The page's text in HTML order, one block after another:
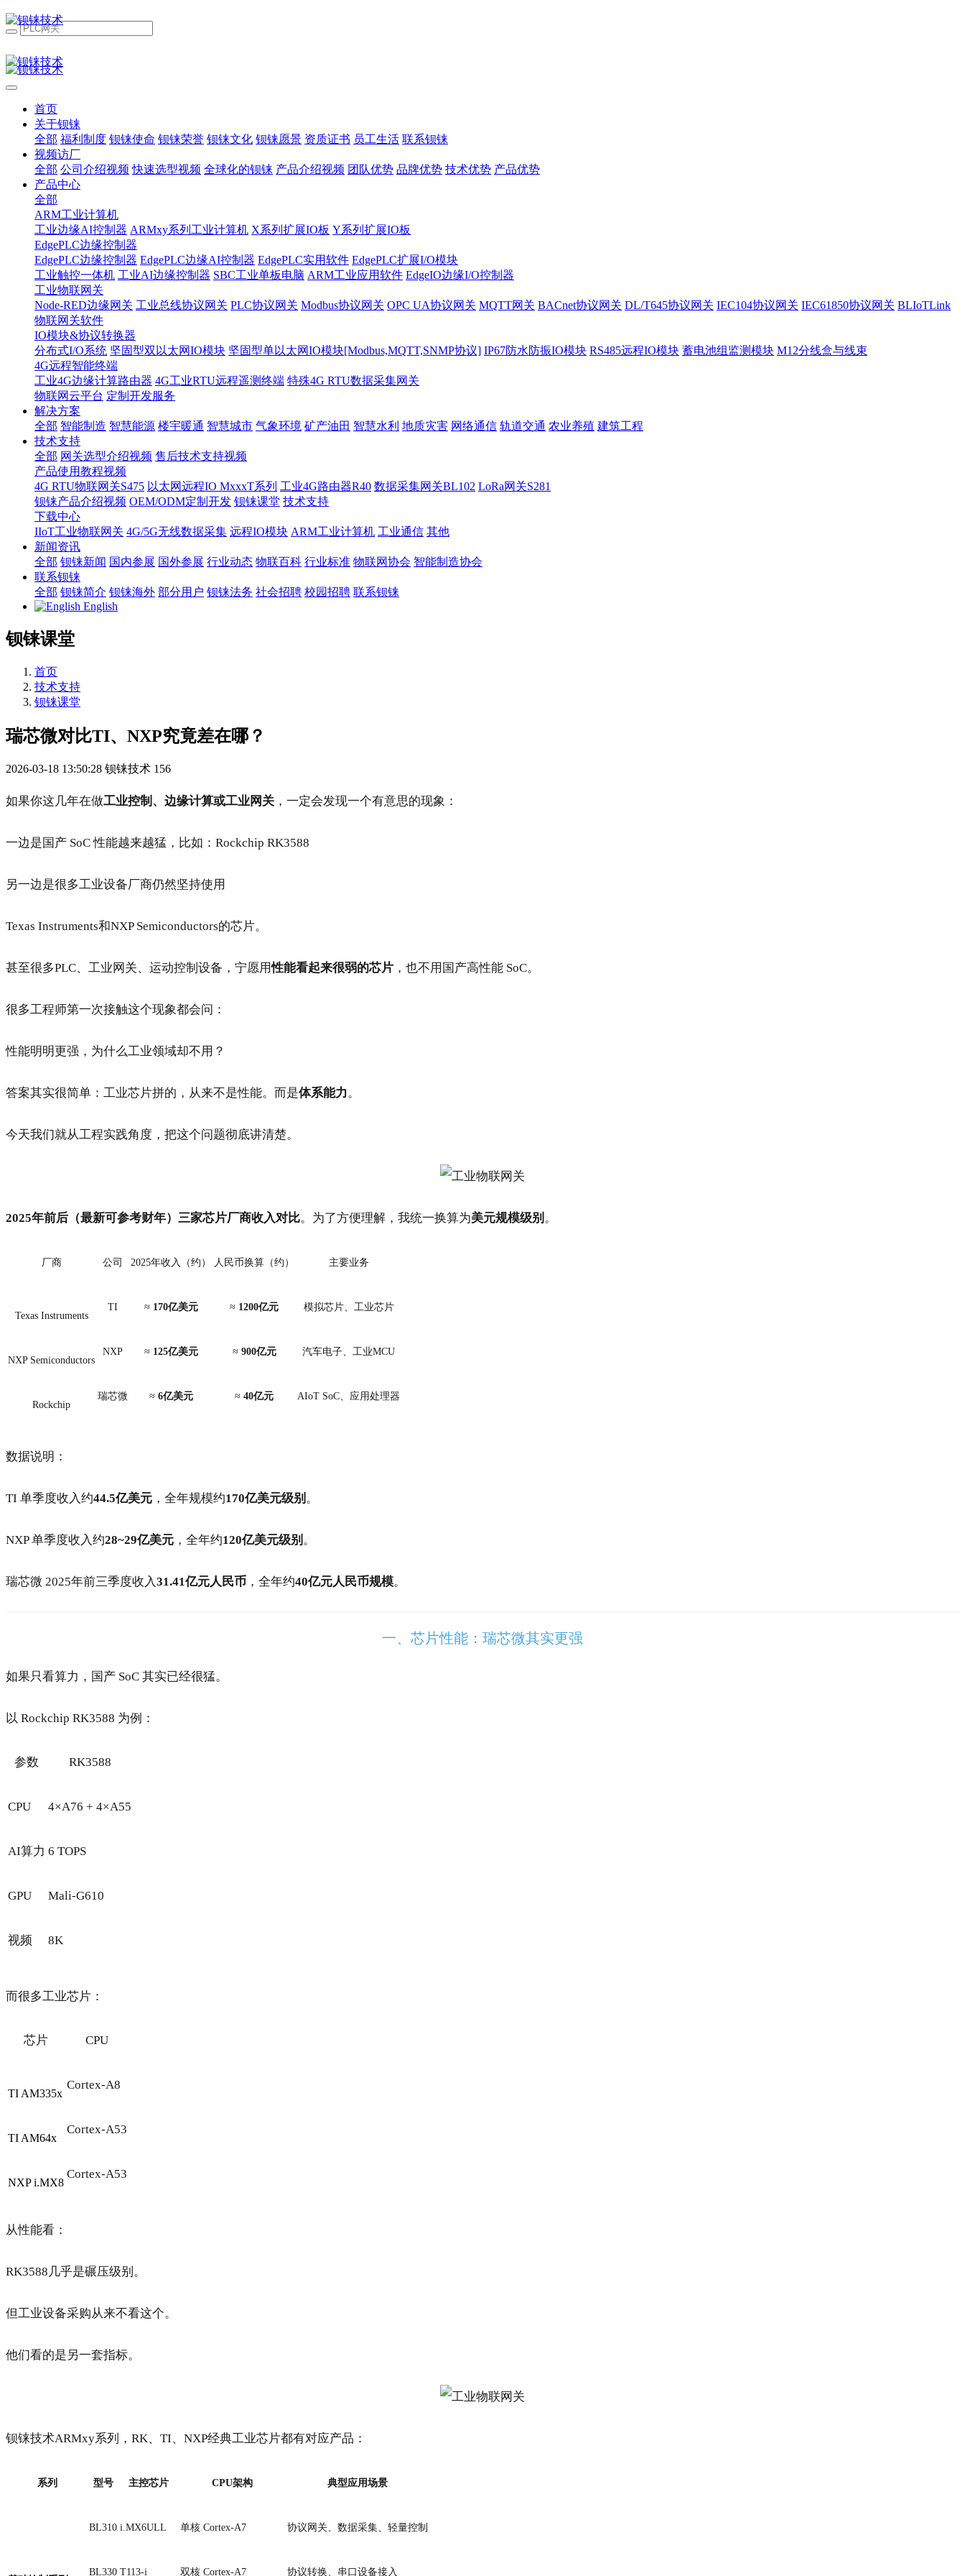
首页
关于钡铼
全部 福利制度 钡铼使命 钡铼荣誉 钡铼文化 钡铼愿景 资质证书 员工生活 联系钡铼
视频访厂
全部 公司介绍视频 快速选型视频 全球化的钡铼 产品介绍视频 团队优势 品牌优势 技术优势 产品优势
产品中心
全部
ARM工业计算机
工业边缘AI控制器 ARMxy系列工业计算机 X系列扩展IO板 Y系列扩展IO板
EdgePLC边缘控制器
EdgePLC边缘控制器 EdgePLC边缘AI控制器 EdgePLC实用软件 EdgePLC扩展I/O模块
工业触控一体机 工业AI边缘控制器 SBC工业单板电脑 ARM工业应用软件 EdgeIO边缘I/O控制器
工业物联网关
Node-RED边缘网关 工业总线协议网关 PLC协议网关 Modbus协议网关 OPC UA协议网关 MQTT网关 BACnet协议网关 DL/T645协议网关 IEC104协议网关 IEC61850协议网关 BLIoTLink
物联网关软件
IO模块&协议转换器
分布式I/O系统 坚固型双以太网IO模块 坚固型单以太网IO模块[Modbus,MQTT,SNMP协议] IP67防水防振IO模块 RS485远程IO模块 蓄电池组监测模块 M12分线盒与线束
4G远程智能终端
工业4G边缘计算路由器 4G工业RTU远程遥测终端 特殊4G RTU数据采集网关
物联网云平台 定制开发服务
解决方案
全部 智能制造 智慧能源 楼宇暖通 智慧城市 气象环境 矿产油田 智慧水利 地质灾害 网络通信 轨道交通 农业养殖 建筑工程
技术支持
全部 网关选型介绍视频 售后技术支持视频
产品使用教程视频
4G RTU物联网关S475 以太网远程IO MxxxT系列 工业4G路由器R40 数据采集网关BL102 LoRa网关S281
钡铼产品介绍视频 OEM/ODM定制开发 钡铼课堂 技术支持
下载中心
IIoT工业物联网关 4G/5G无线数据采集 远程IO模块 ARM工业计算机 工业通信 其他
新闻资讯
全部 钡铼新闻 国内参展 国外参展 行业动态 物联百科 行业标准 物联网协会 智能制造协会
联系钡铼
全部 钡铼简介 钡铼海外 部分用户 钡铼法务 社会招聘 校园招聘 联系钡铼
English
钡铼课堂
首页
技术支持
钡铼课堂
瑞芯微对比TI、NXP究竟差在哪？
2026-03-18 13:50:28 钡铼技术 156
如果你这几年在做工业控制、边缘计算或工业网关 ，一定会发现一个有意思的现象：
一边是国产 SoC 性能越来越猛，比如：Rockchip RK3588
另一边是很多工业设备厂商仍然坚持使用
Texas Instruments和NXP Semiconductors的芯片。
甚至很多PLC、工业网关、运动控制设备，宁愿用性能看起来很弱的芯片 ，也不用国产高性能 SoC。
很多工程师第一次接触这个现象都会问：
性能明明更强，为什么工业领域却不用？
答案其实很简单：工业芯片拼的，从来不是性能。而是体系能力 。
今天我们就从工程实践角度，把这个问题彻底讲清楚。
2025年前后（最新可参考财年）三家芯片厂商收入对比。为了方便理解，我统一换算为美元规模级别 。
厂商 公司 2025年收入（约） 人民币换算（约） 主要业务
Texas Instruments
TI ≈ 170亿美元 ≈ 1200亿元 模拟芯片、工业芯片
NXP Semiconductors
NXP ≈ 125亿美元 ≈ 900亿元 汽车电子、工业MCU
Rockchip
瑞芯微 ≈ 6亿美元 ≈ 40亿元 AIoT SoC、应用处理器
数据说明：
TI 单季度收入约44.5亿美元 ，全年规模约170亿美元级别 。
NXP 单季度收入约28~29亿美元 ，全年约120亿美元级别 。
瑞芯微 2025年前三季度收入 31.41亿元人民币 ，全年约40亿元人民币规模。
一、芯片性能：瑞芯微其实更强
如果只看算力，国产 SoC 其实已经很猛。
以 Rockchip RK3588 为例：
参数 RK3588
CPU 4×A76 + 4×A55
AI算力 6 TOPS
GPU Mali-G610
视频 8K
而很多工业芯片：
芯片 CPU
TI AM335x
Cortex-A8
TI AM64x
Cortex-A53
NXP i.MX8
Cortex-A53
从性能看：
RK3588几乎是碾压级别。
但工业设备采购从来不看这个。
他们看的是另一套指标。
钡铼技术ARMxy系列，RK、TI、NXP经典工业芯片都有对应产品：
系列 型号 主控芯片 CPU架构 典型应用场景
BL310 i.MX6ULL 单核 Cortex-A7 协议网关、数据采集、轻量控制
BL330 T113-i 双核 Cortex-A7 协议转换、串口设备接入